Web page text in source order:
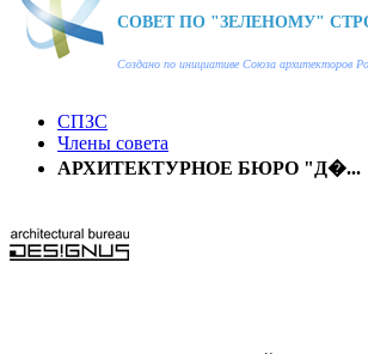
СОВЕТ ПО "ЗЕЛЕНОМУ"
Создано по инициативе Союза архитекторов
СПЗС
Члены совета
АРХИТЕКТУРНОЕ БЮРО "Д�...